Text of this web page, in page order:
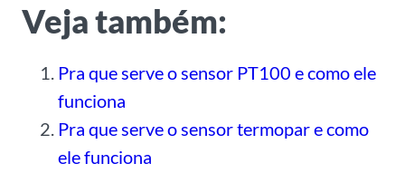
Veja também:
Pra que serve o sensor PT100 e como ele
funciona
Pra que serve o sensor termopar e como
ele funciona